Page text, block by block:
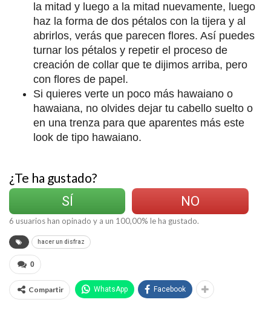
la mitad y luego a la mitad nuevamente, luego
haz la forma de dos pétalos con la tijera y al
abrirlos, verás que parecen flores. Así puedes
turnar los pétalos y repetir el proceso de
creación de collar que te dijimos arriba, pero
con flores de papel.
Si quieres verte un poco más hawaiano o
hawaiana, no olvides dejar tu cabello suelto o
en una trenza para que aparentes más este
look de tipo hawaiano.
¿Te ha gustado?
SÍ
NO
6 usuarios han opinado y a un 100,00% le ha gustado.
hacer un disfraz
0
Compartir WhatsApp Facebook